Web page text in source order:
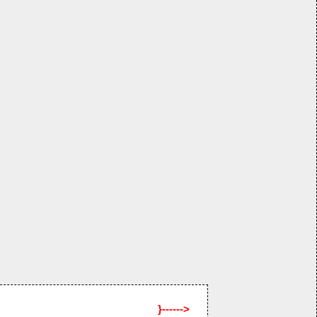
}------>